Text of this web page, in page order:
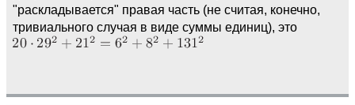
"раскладывается" правая часть (не считая, конечно,
тривиального случая в виде суммы единиц), это